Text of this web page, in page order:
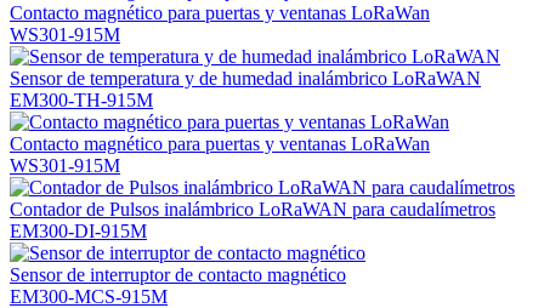
Contacto magnético para puertas y ventanas LoRaWan
WS301-915M
Sensor de temperatura y de humedad inalámbrico LoRaWAN
EM300-TH-915M
Contacto magnético para puertas y ventanas LoRaWan
WS301-915M
Contador de Pulsos inalámbrico LoRaWAN para caudalímetros
EM300-DI-915M
Sensor de interruptor de contacto magnético
EM300-MCS-915M